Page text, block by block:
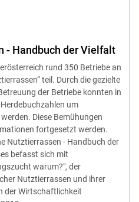
- Handbuch der Vielfalt
rund 350 Betriebe an
teil. Durch die gezielte
der Betriebe konnten in
um
Diese Bemühungen
fortgesetzt werden.
Nutztierrassen - Handbuch der
befasst sich mit
warum?", der
Nutztierrassen und ihrer
der Wirtschaftlichkeit